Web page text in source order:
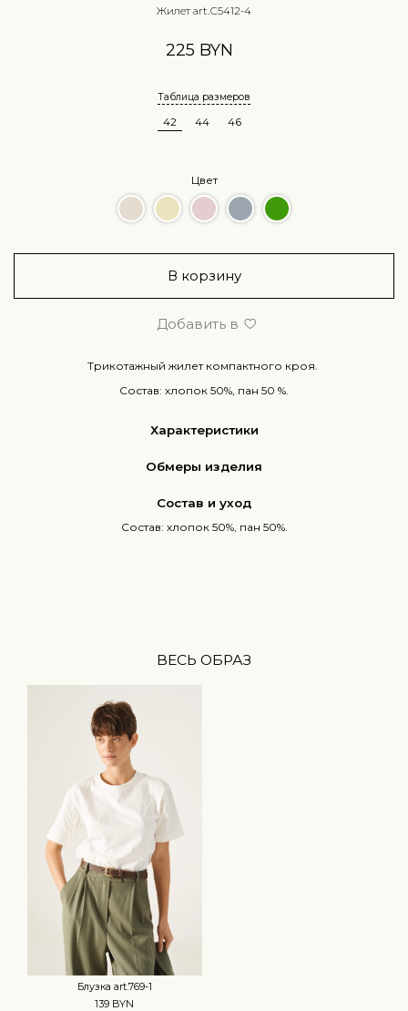
Жилет art.С5412-4
225 BYN
Таблица размеров
42 44 46
Цвет
В корзину
Добавить в
Трикотажный жилет компактного кроя.
Состав: хлопок 50%, пан 50 %.
Характеристики
Обмеры изделия
Состав и уход
Состав: хлопок 50%, пан 50%.
ВЕСЬ ОБРАЗ
Блузка art.769-1
139 BYN